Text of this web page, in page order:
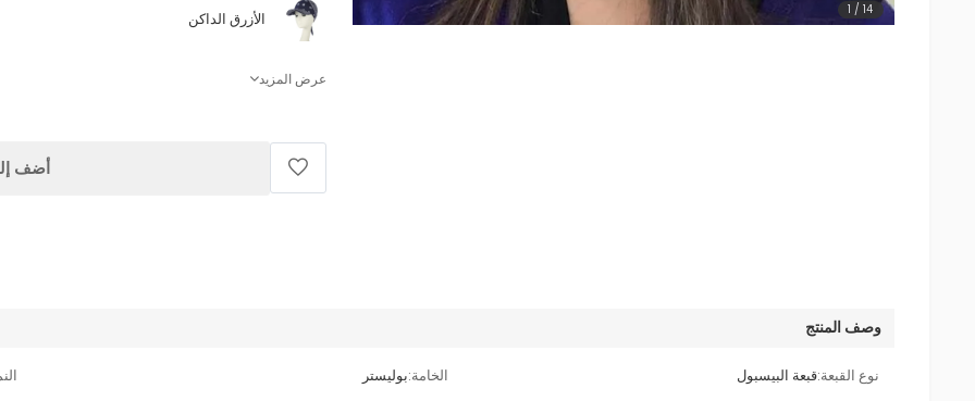
1 /14 الأزرق الداكن
عرض المزيد
أضف
وصف المنتج
نوع القبعة:قبعة البيسبول الخامة:بوليستر